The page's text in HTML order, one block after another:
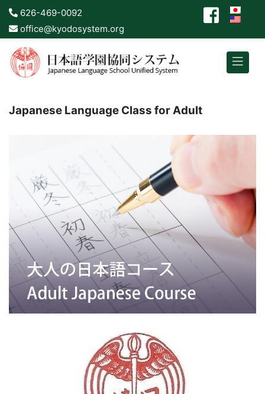
626-469-0092
office@kyodosystem.org
Japanese Language Class for Adult